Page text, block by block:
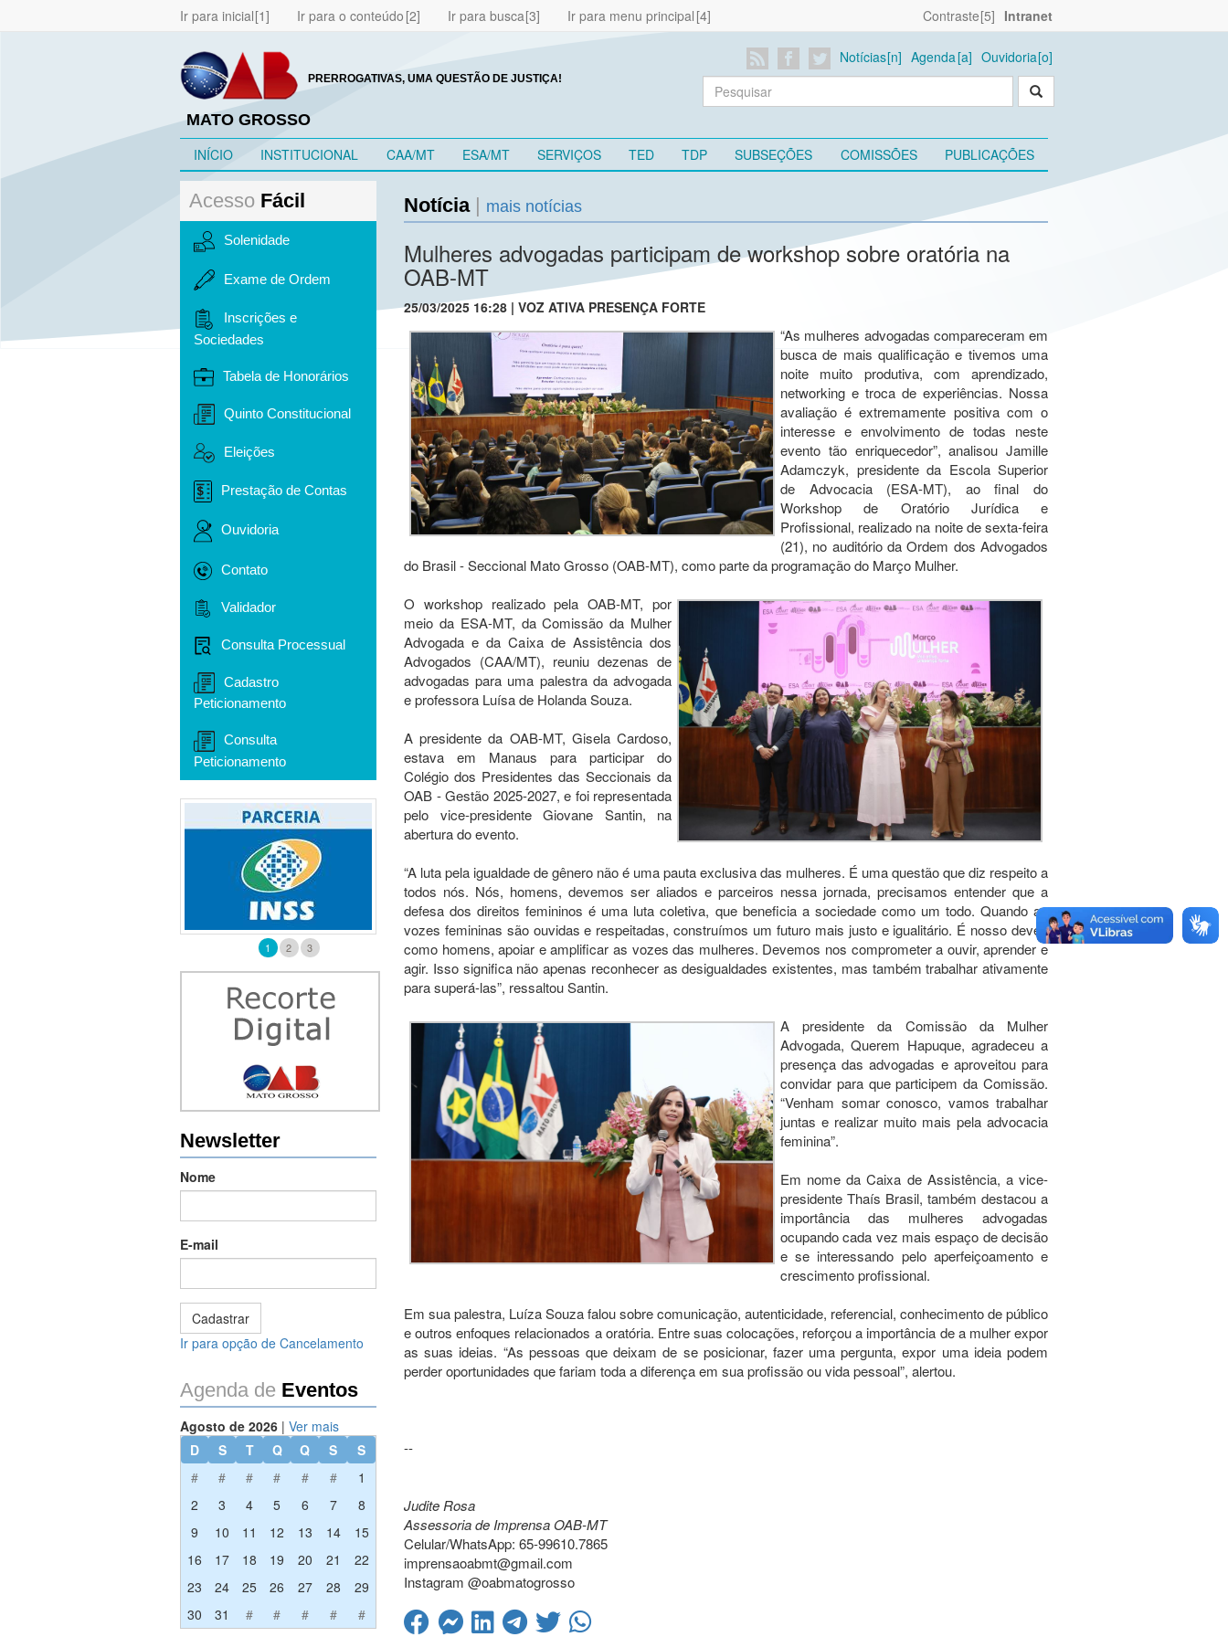
Ir para inicial Ir para o conteúdo Ir para busca Ir para menu principal Contraste Intranet
PRERROGATIVAS, UMA QUESTÃO DE JUSTIÇA!
MATO GROSSO
Notícias Agenda Ouvidoria
INÍCIO INSTITUCIONAL CAA/MT ESA/MT SERVIÇOS TED TDP SUBSEÇÕES COMISSÕES PUBLICAÇÕES
Acesso Fácil
Solenidade
Exame de Ordem
Inscrições e
Sociedades
Tabela de Honorários
Quinto Constitucional
Eleições
Prestação de Contas
Ouvidoria
Contato
Validador
Consulta Processual
Cadastro
Peticionamento
Consulta
Peticionamento
1 2 3
Newsletter
Nome
E-mail
Ir para opção de Cancelamento
Agenda de Eventos
Agosto de 2026 | Ver mais
D
S T Q Q S
S
#
# # # # #
1
2
3 4 5 6 7
8
9
10 11 12 13 14
15
16
17 18 19 20 21
22
23
24 25 26 27 28
29
30
31 # # # # #
Notícia| mais notícias
Mulheres advogadas participam de workshop sobre oratória na
OAB-MT
25/03/2025 16:28 | VOZ ATIVA PRESENÇA FORTE
“As mulheres advogadas compareceram em
busca de mais qualificação e tivemos uma
noite muito produtiva, com aprendizado,
networking e troca de experiências. Nossa
avaliação é extremamente positiva com o
interesse e envolvimento de todas neste
evento tão enriquecedor”, analisou Jamille
Adamczyk, presidente da Escola Superior
de Advocacia (ESA-MT), ao final do
Workshop de Oratório Jurídica e
Profissional, realizado na noite de sexta-feira
(21), no auditório da Ordem dos Advogados
do Brasil - Seccional Mato Grosso (OAB-MT), como parte da programação do Março Mulher.
O workshop realizado pela OAB-MT, por
meio da ESA-MT, da Comissão da Mulher
Advogada e da Caixa de Assistência dos
Advogados (CAA/MT), reuniu dezenas de
advogadas para uma palestra da advogada
e professora Luísa de Holanda Souza.
A presidente da OAB-MT, Gisela Cardoso,
estava em Manaus para participar do
Colégio dos Presidentes das Seccionais da
OAB - Gestão 2025-2027, e foi representada
pelo vice-presidente Giovane Santin, na
abertura do evento.
“A luta pela igualdade de gênero não é uma pauta exclusiva das mulheres. É uma questão que diz respeito a
todos nós. Nós, homens, devemos ser aliados e parceiros nessa jornada, precisamos entender que a
defesa dos direitos femininos é uma luta coletiva, que beneficia a sociedade como um todo. Quando as
vozes femininas são ouvidas e respeitadas, construímos um futuro mais justo e igualitário. É nosso dever,
como homens, apoiar e amplificar as vozes das mulheres. Devemos nos comprometer a ouvir, aprender e
agir. Isso significa não apenas reconhecer as desigualdades existentes, mas também trabalhar ativamente
para superá-las”, ressaltou Santin.
A presidente da Comissão da Mulher
Advogada, Querem Hapuque, agradeceu a
presença das advogadas e aproveitou para
convidar para que participem da Comissão.
“Venham somar conosco, vamos trabalhar
juntas e realizar muito mais pela advocacia
feminina”.
Em nome da Caixa de Assistência, a vice-
presidente Thaís Brasil, também destacou a
importância das mulheres advogadas
ocupando cada vez mais espaço de decisão
e se interessando pelo aperfeiçoamento e
crescimento profissional.
Em sua palestra, Luíza Souza falou sobre comunicação, autenticidade, referencial, conhecimento de público
e outros enfoques relacionados a oratória. Entre suas colocações, reforçou a importância de a mulher expor
as suas ideias. “As pessoas que deixam de se posicionar, fazer uma pergunta, expor uma ideia podem
perder oportunidades que fariam toda a diferença em sua profissão ou vida pessoal”, alertou.
--
Judite Rosa
Assessoria de Imprensa OAB-MT
Celular/WhatsApp: 65-99610.7865
imprensaoabmt@gmail.com
Instagram @oabmatogrosso